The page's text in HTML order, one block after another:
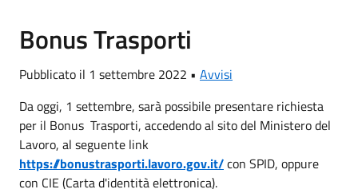
Bonus Trasporti
Pubblicato il 1 settembre 2022 • Avvisi
Da oggi, 1 settembre, sarà possibile presentare richiesta
per il Bonus Trasporti, accedendo al sito del Ministero del
Lavoro, al seguente link
https://bonustrasporti.lavoro.gov.it/con SPID, oppure
con CIE (Carta d'identità elettronica).